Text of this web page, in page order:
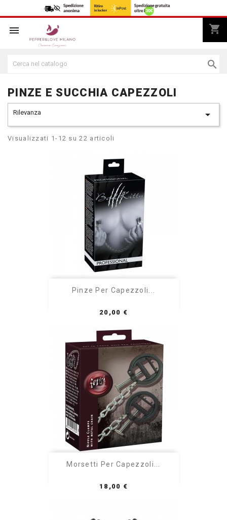
 shopping_cart

PINZE E SUCCHIA CAPEZZOLI
Rilevanza 
Visualizzati 1-12 su 22 articoli
Pinze Per Capezzoli...
Prezzo
20,00 €
Morsetti Per Capezzoli...
Prezzo
18,00 €